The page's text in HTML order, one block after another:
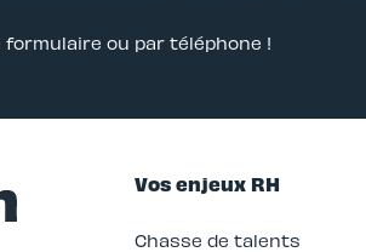
ou par téléphone !
Vos enjeux RH
Chasse de talents